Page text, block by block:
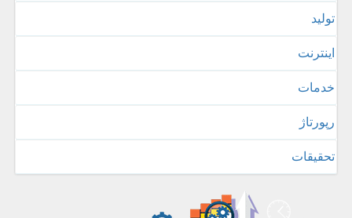
تولید
اینترنت
خدمات
رپورتاژ
تحقیقات